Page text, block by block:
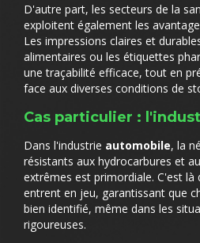
D'autre part, les secteurs de la
exploitent également les
Les impressions claires et
alimentaires ou les étiquettes
une traçabilité efficace, tout en
face aux diverses conditions de
Cas particulier :
Dans l'industrie automobile, la
résistants aux hydrocarbures et
extrêmes est primordiale. C'est là
entrent en jeu, garantissant que
bien identifié, même dans les
rigoureuses.